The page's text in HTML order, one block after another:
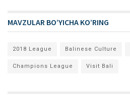
MAVZULAR BO’YICHA KO’RING
2018 League Balinese Culture
Champions League Visit Bali